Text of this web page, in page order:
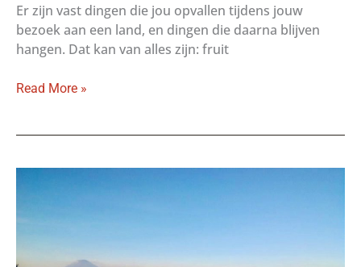
Er zijn vast dingen die jou opvallen tijdens jouw
bezoek aan een land, en dingen die daarna blijven
hangen. Dat kan van alles zijn: fruit
Typisch
Read More »